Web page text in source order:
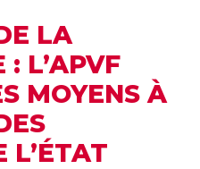
LA
: L’APVF
MOYENS À
L’ÉTAT